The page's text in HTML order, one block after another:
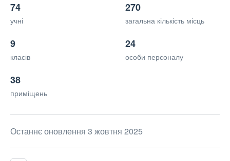
74
учні
270
загальна кількість місць
9
класів
24
особи персоналу
38
приміщень
Останнє оновлення 3 жовтня 2025